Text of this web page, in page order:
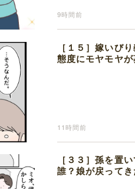
9時間前
［１５］嫁いび
態度にモヤモヤが
11時間前
［３３］孫を置
誰？娘が戻って